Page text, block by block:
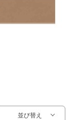
並び替え